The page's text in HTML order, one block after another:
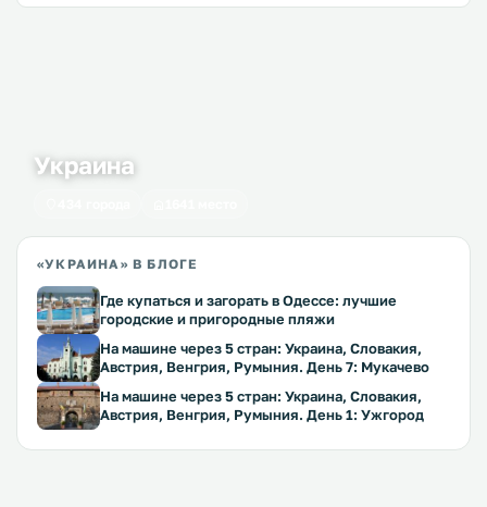
Украина
«УКРАИНА» В БЛОГЕ
Где купаться и загорать в Одессе: лучшие
городские и пригородные пляжи
На машине через 5 стран: Украина, Словакия,
Австрия, Венгрия, Румыния. День 7: Мукачево
На машине через 5 стран: Украина, Словакия,
Австрия, Венгрия, Румыния. День 1: Ужгород